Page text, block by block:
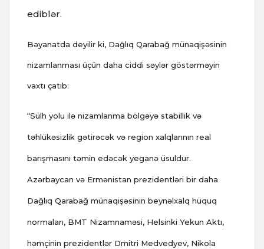
ediblər.
Bəyanatda deyilir ki, Dağlıq Qarabağ münaqişəsinin
nizamlanması üçün daha ciddi səylər göstərməyin
vaxtı çatıb:
“Sülh yolu ilə nizamlanma bölgəyə stabillik və
təhlükəsizlik gətirəcək və region xalqlarının real
barışmasını təmin edəcək yeganə üsuldur.
Azərbaycan və Ermənistan prezidentləri bir daha
Dağlıq Qarabağ münaqişəsinin beynəlxalq hüquq
normaları, BMT Nizamnaməsi, Helsinki Yekun Aktı,
həmçinin prezidentlər Dmitri Medvedyev, Nikola